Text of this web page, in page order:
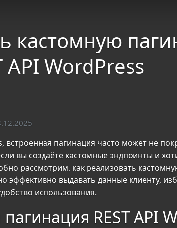
кастомную
API WordPress
встроенная пагинация часто может не
вы создаёте кастомные эндпоинты и
рассмотрим, как реализовать
эффективно выдавать данные клиенту,
использования.
REST API